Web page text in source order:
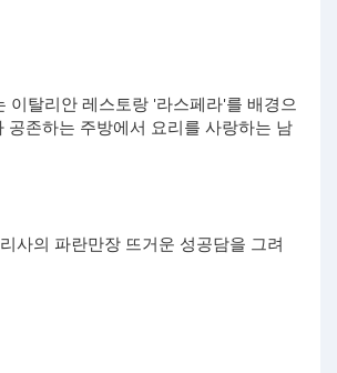
이탈리안 레스토랑 '라스페라'를 배경으
공존하는 주방에서 요리를 사랑하는 남
사의 파란만장 뜨거운 성공담을 그려